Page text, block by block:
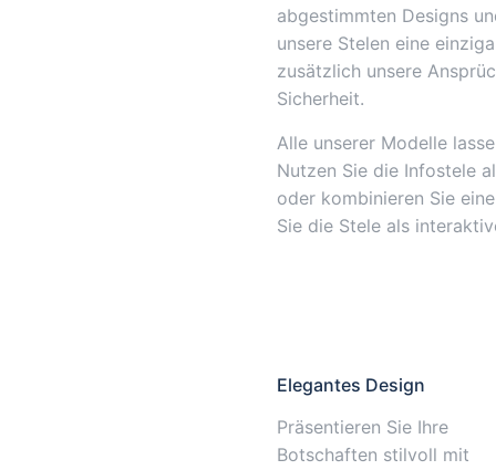
abgestimmten Designs
unsere Stelen eine
zusätzlich unsere
Sicherheit.
Alle unserer Modelle
Nutzen Sie die Infostele
oder kombinieren Sie
Sie die Stele als
Elegantes Design
Präsentieren Sie Ihre
Botschaften stilvoll mit